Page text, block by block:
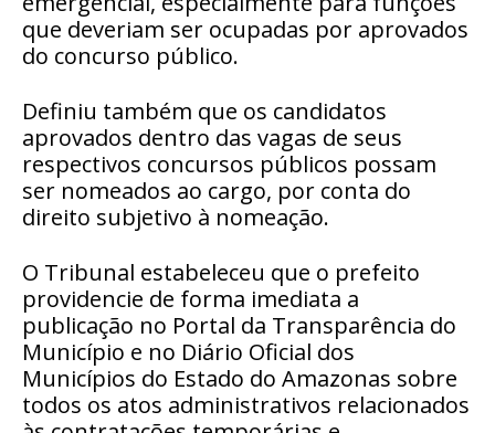
que deveriam ser ocupadas por aprovados
do concurso público.
Definiu também que os candidatos
aprovados dentro das vagas de seus
respectivos concursos públicos possam
ser nomeados ao cargo, por conta do
direito subjetivo à nomeação.
O Tribunal estabeleceu que o prefeito
providencie de forma imediata a
publicação no Portal da Transparência do
Município e no Diário Oficial dos
Municípios do Estado do Amazonas sobre
todos os atos administrativos relacionados